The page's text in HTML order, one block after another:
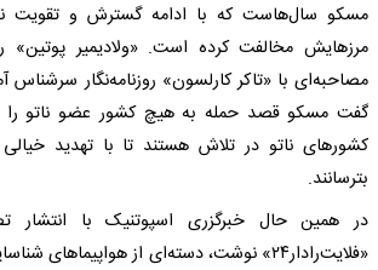
مسکو سال‌هاست که با ادامه گسترش و تقویت
مرزهایش مخالفت کرده است. «ولادیمیر پوتین»
مصاحبه‌ای با «تاکر کارلسون» روزنامه‌نگار سرشناس
گفت مسکو قصد حمله به هیچ کشور عضو ناتو را
کشورهای ناتو در تلاش هستند تا با تهدید
بترسانند.
در همین حال خبرگزری اسپوتنیک با انتشار
«فلایت‌رادار۲۴» نوشت، دسته‌ای از هواپیماهای